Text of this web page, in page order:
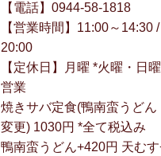
【電話】0944-58-1818
【営業時間】11:00～14:30
20:00
【定休日】月曜 *火曜・日
営業
焼きサバ定食(鴨南蛮うどん
変更) 1030円 *全て税込み
鴨南蛮うどん+420円 天むす